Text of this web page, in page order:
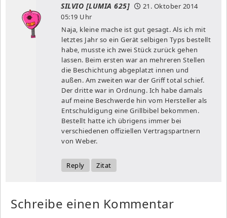
SILVIO [LUMIA 625]
21. Oktober 2014
05:19 Uhr
Naja, kleine mache ist gut gesagt. Als ich mit
letztes Jahr so ein Gerät selbigen Typs bestellt
habe, musste ich zwei Stück zurück gehen
lassen. Beim ersten war an mehreren Stellen
die Beschichtung abgeplatzt innen und
außen. Am zweiten war der Griff total schief.
Der dritte war in Ordnung. Ich habe damals
auf meine Beschwerde hin vom Hersteller als
Entschuldigung eine Grillbibel bekommen.
Bestellt hatte ich übrigens immer bei
verschiedenen offiziellen Vertragspartnern
von Weber.
Reply Zitat
Schreibe einen Kommentar